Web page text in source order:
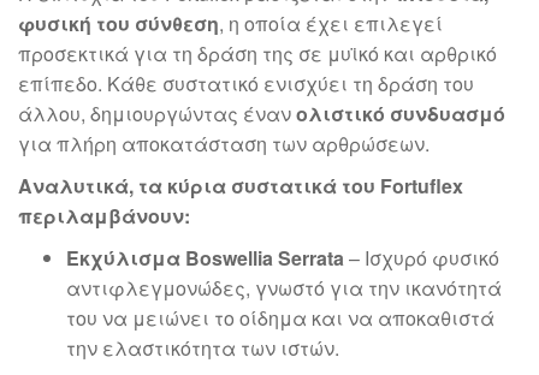
φυσική του σύνθεση, η οποία έχει επιλεγεί
προσεκτικά για τη δράση της σε μυϊκό και αρθρικό
επίπεδο. Κάθε συστατικό ενισχύει τη δράση του
άλλου, δημιουργώντας ένανολιστικό συνδυασμό
για πλήρη αποκατάσταση των αρθρώσεων.
Αναλυτικά, τα κύρια συστατικά του Fortuflex
περιλαμβάνουν:
Εκχύλισμα Boswellia Serrata– Ισχυρό φυσικό
αντιφλεγμονώδες, γνωστό για την ικανότητά
του να μειώνει το οίδημα και να αποκαθιστά
την ελαστικότητα των ιστών.